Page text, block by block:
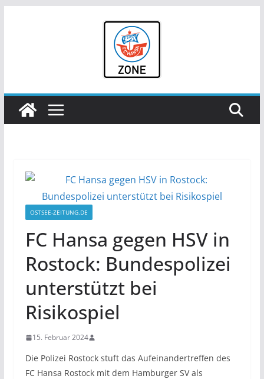
OSTSEE-ZEITUNG.DE
FC Hansa gegen HSV in
Rostock: Bundespolizei
unterstützt bei
Risikospiel
15. Februar 2024
Die Polizei Rostock stuft das Aufeinandertreffen des
FC Hansa Rostock mit dem Hamburger SV als